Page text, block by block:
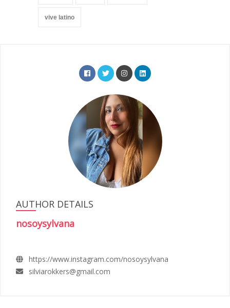
vive latino
AUTHOR DETAILS
nosoysylvana
https://www.instagram.com/nosoysylvana
silviarokkers@gmail.com